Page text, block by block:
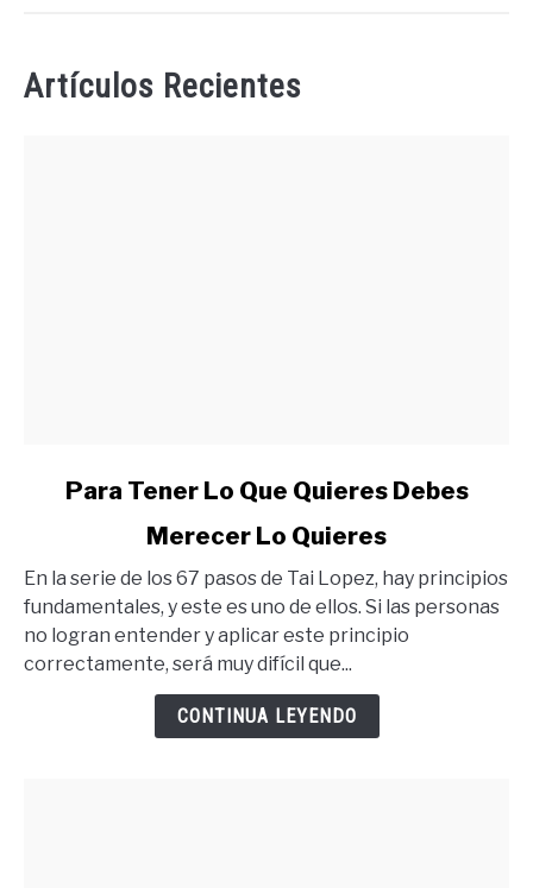
Artículos Recientes
Tener
Lo
Que
Quieres
Para Tener Lo Que Quieres Debes
Merecer Lo Quieres
En la serie de los 67 pasos de Tai Lopez, hay principios
fundamentales, y este es uno de ellos. Si las personas
no logran entender y aplicar este principio
correctamente, será muy difícil que...
CONTINUA LEYENDO